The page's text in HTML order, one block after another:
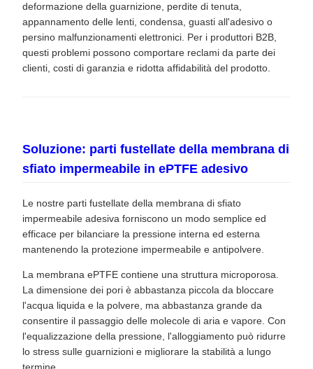
deformazione della guarnizione, perdite di tenuta,
appannamento delle lenti, condensa, guasti all'adesivo o
persino malfunzionamenti elettronici. Per i produttori B2B,
questi problemi possono comportare reclami da parte dei
clienti, costi di garanzia e ridotta affidabilità del prodotto.
Soluzione: parti fustellate della membrana di
sfiato impermeabile in ePTFE adesivo
Le nostre parti fustellate della membrana di sfiato
impermeabile adesiva forniscono un modo semplice ed
efficace per bilanciare la pressione interna ed esterna
mantenendo la protezione impermeabile e antipolvere.
La membrana ePTFE contiene una struttura microporosa.
La dimensione dei pori è abbastanza piccola da bloccare
l'acqua liquida e la polvere, ma abbastanza grande da
consentire il passaggio delle molecole di aria e vapore. Con
l'equalizzazione della pressione, l'alloggiamento può ridurre
lo stress sulle guarnizioni e migliorare la stabilità a lungo